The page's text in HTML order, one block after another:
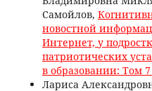
Самойлов,
новостной
Интернет, у
патриотических
в образовании: Том
Лариса